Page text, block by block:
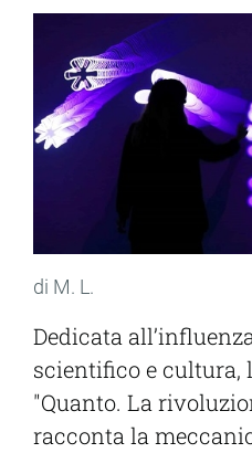
di M. L.
Dedicata
scientifico e cultura,
"Quanto. La
racconta la